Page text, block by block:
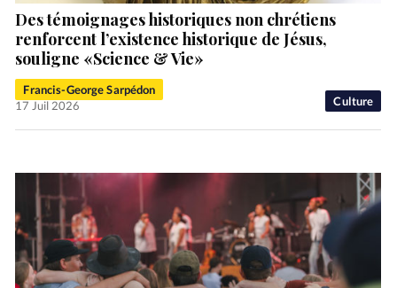
Culture
Des témoignages historiques non chrétiens
renforcent l’existence historique de Jésus,
souligne «Science & Vie»
Francis-George Sarpédon
17 Juil 2026